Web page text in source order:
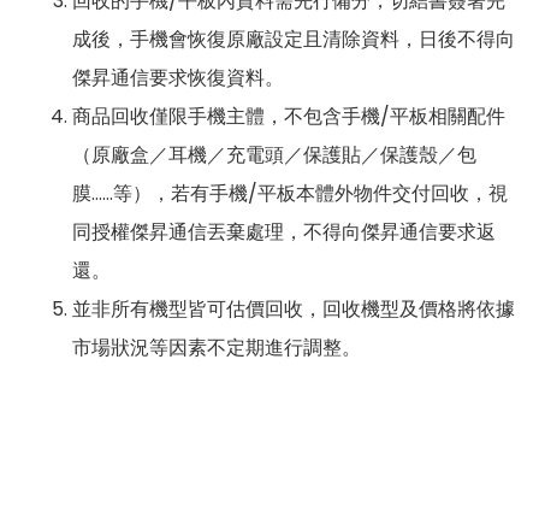
成後，手機會恢復原廠設定且清除資料，日後不得向
傑昇通信要求恢復資料。
商品回收僅限手機主體，不包含手機/平板相關配件
（原廠盒／耳機／充電頭／保護貼／保護殼／包
膜……等），若有手機/平板本體外物件交付回收，視
同授權傑昇通信丟棄處理，不得向傑昇通信要求返
還。
並非所有機型皆可估價回收，回收機型及價格將依據
市場狀況等因素不定期進行調整。